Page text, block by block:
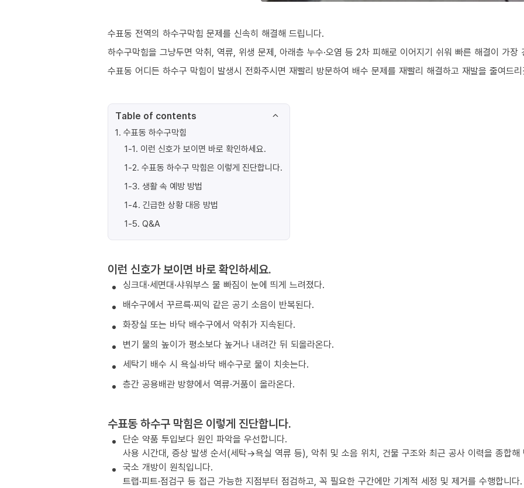
수표동 전역의 하수구막힘 문제를 신속히 해결해 드립니다.
하수구막힘을 그냥두면 악취, 역류, 위생 문제, 아래층 누수·오염 등 2차 피해로 이어지기 쉬워 빠른 해결이 가장
수표동 어디든 하수구 막힘이 발생시 전화주시면 재빨리 방문하여 배수 문제를 재빨리 해결하고 재발을 줄여드리
Table of contents
1. 수표동 하수구막힘
1-1. 이런 신호가 보이면 바로 확인하세요.
1-2. 수표동 하수구 막힘은 이렇게 진단합니다.
1-3. 생활 속 예방 방법
1-4. 긴급한 상황 대응 방법
1-5. Q&A
이런 신호가 보이면 바로 확인하세요.
싱크대·세면대·샤워부스 물 빠짐이 눈에 띄게 느려졌다.
배수구에서 꾸르륵·찌익 같은 공기 소음이 반복된다.
화장실 또는 바닥 배수구에서 악취가 지속된다.
변기 물의 높이가 평소보다 높거나 내려간 뒤 되올라온다.
세탁기 배수 시 욕실·바닥 배수구로 물이 치솟는다.
층간 공용배관 방향에서 역류·거품이 올라온다.
수표동 하수구 막힘은 이렇게 진단합니다.
단순 약품 투입보다 원인 파악을 우선합니다.
사용 시간대, 증상 발생 순서(세탁→욕실 역류 등), 악취 및 소음 위치, 건물 구조와 최근 공사 이력을 종합해
국소 개방이 원칙입니다.
트랩·피트·점검구 등 접근 가능한 지점부터 점검하고, 꼭 필요한 구간에만 기계적 세정 및 제거를 수행합니다.